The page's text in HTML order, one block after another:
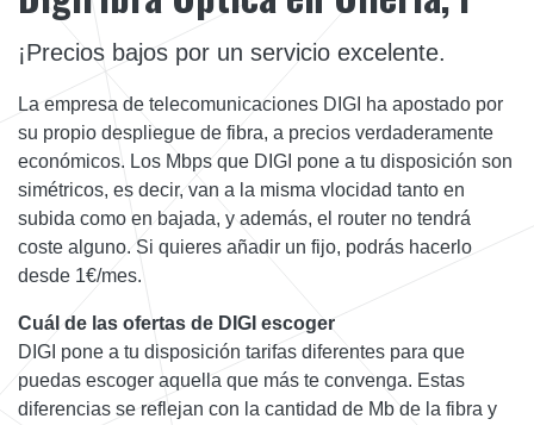
¡Precios bajos por un servicio excelente.
La empresa de telecomunicaciones DIGI ha apostado por
su propio despliegue de fibra, a precios verdaderamente
económicos. Los Mbps que DIGI pone a tu disposición son
simétricos, es decir, van a la misma vlocidad tanto en
subida como en bajada, y además, el router no tendrá
coste alguno. Si quieres añadir un fijo, podrás hacerlo
desde 1€/mes.
Cuál de las ofertas de DIGI escoger
DIGI pone a tu disposición tarifas diferentes para que
puedas escoger aquella que más te convenga. Estas
diferencias se reflejan con la cantidad de Mb de la fibra y